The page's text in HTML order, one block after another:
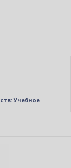
Учебное